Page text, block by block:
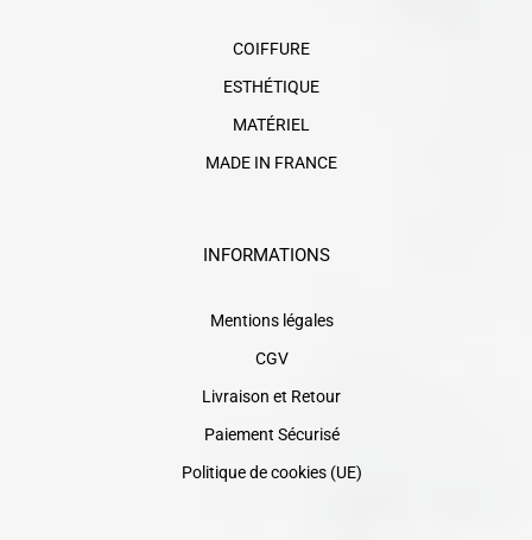
COIFFURE
ESTHÉTIQUE
MATÉRIEL
MADE IN FRANCE
INFORMATIONS
Mentions légales
CGV
Livraison et Retour
Paiement Sécurisé
Politique de cookies (UE)